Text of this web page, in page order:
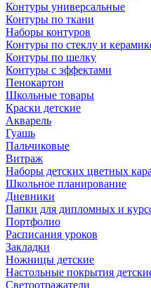
Контуры универсальные
Контуры по ткани
Наборы контуров
Контуры по стеклу и
Контуры по шелку
Контуры с эффектами
Пенокартон
Школьные товары
Краски детские
Акварель
Гуашь
Пальчиковые
Витраж
Наборы детских цветных
Школьное планирование
Дневники
Папки для дипломных и
Портфолио
Расписания уроков
Закладки
Ножницы детские
Настольные покрытия
Светоотражатели